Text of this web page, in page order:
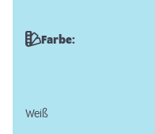
Farbe:
Weiß